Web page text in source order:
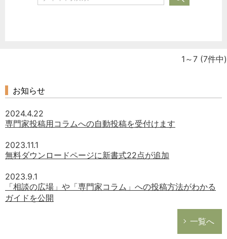
1～7 (7件中)
お知らせ
2024.4.22
専門家投稿用コラムへの自動投稿を受付けます
2023.11.1
無料ダウンロードページに新書式22点が追加
2023.9.1
「相談の広場」や「専門家コラム」への投稿方法がわかる
ガイドを公開
一覧へ